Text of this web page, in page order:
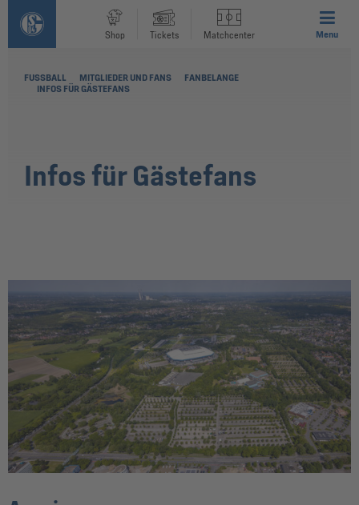
Shop Tickets Matchcenter Menu
FUSSBALL MITGLIEDER UND FANS
FANBELANGE
INFOS FÜR GÄSTEFANS
Infos für Gästefans